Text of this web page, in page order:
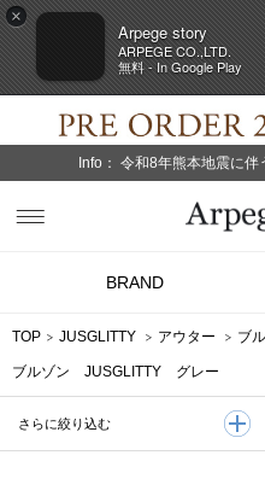
×
Arpege story
ARPEGE CO.,LTD.
無料 - In Google Play
Info： 令和8年熊本地震に伴
BRAND
TOP JUSGLITTY アウター ブ
ブルゾン JUSGLITTY グレー
さらに絞り込む